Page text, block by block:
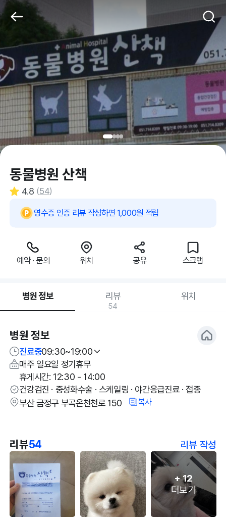
동물병원 산책
4.8 (54)
영수증 인증 리뷰 작성하면 1,000원 적립
예약 · 문의 위치 공유 스크랩
병원 정보 리뷰
54
위치
병원 정보
진료중09:30~19:00
매주 일요일 정기휴무
휴게시간: 12:30 - 14:00
건강검진 · 중성화수술 · 스케일링 · 야간응급진료 · 접종
부산 금정구 부곡온천천로 150
복사
리뷰54 리뷰 작성
+12
더보기